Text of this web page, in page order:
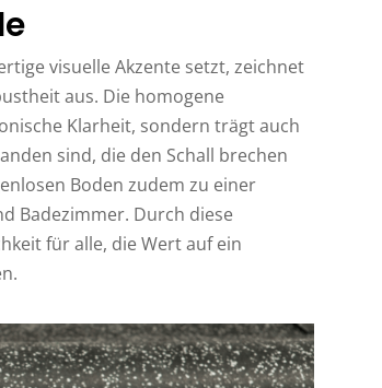
visuelle Akzente setzt, zeichnet
aus. Die homogene
Klarheit, sondern trägt auch
sind, die den Schall brechen
Boden zudem zu einer
Badezimmer. Durch diese
für alle, die Wert auf ein